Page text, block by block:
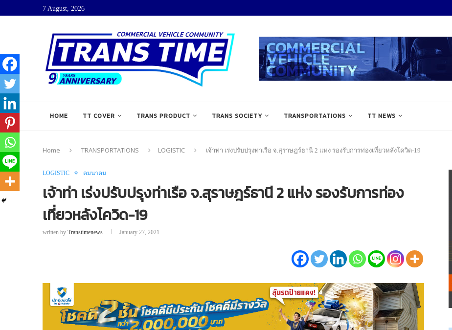
7 August, 2026
HOME TT COVER TRANS PRODUCT TRANS SOCIETY TRANSPORTATIONS TT NEWS
Home TRANSPORTATIONS LOGISTIC เจ้าท่า เร่งปรับปรุงท่าเรือ จ.สุราษฎร์ธานี 2 แห่ง รองรับการท่องเที่ยวหลังโควิด-19
LOGISTIC คมนาคม
เจ้าท่า เร่งปรับปรุงท่าเรือ จ.สุราษฎร์ธานี 2 แห่ง รองรับการท่อง
เที่ยวหลังโควิด-19
written by Transtimenews January 27, 2021